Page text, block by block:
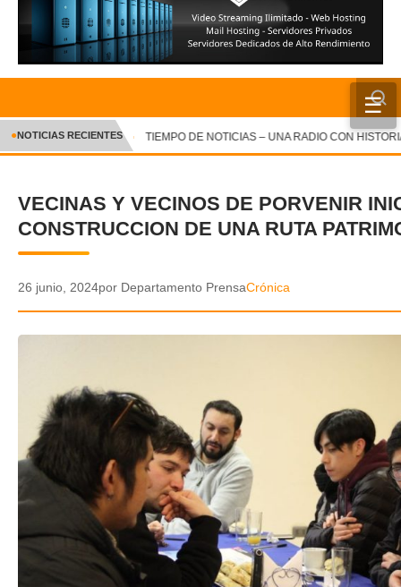
☰
INICIO
CRÓNICA
DEPORTES
POLICIAL
VIDEOS
GALERIA DE FOTOS
APP MÓVIL
TRANSPARENCIA
✕
●NOTICIAS RECIENTES TIEMPO DE NOTICIAS – UNA RADIO CON
VECINAS Y VECINOS DE PORVENIR
CONSTRUCCION DE UNA RUTA
26 junio, 2024por Departamento PrensaCrónica